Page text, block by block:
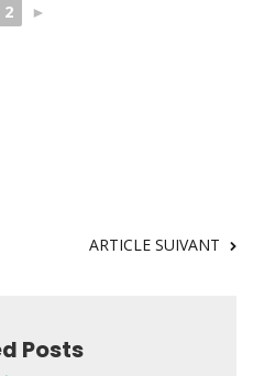
2 ►
ARTICLE SUIVANT
Posts